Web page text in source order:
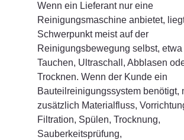
Wenn ein Lieferant nur eine
Reinigungsmaschine anbietet,
Schwerpunkt meist auf der
Reinigungsbewegung selbst, etwa
Tauchen, Ultraschall, Abblasen
Trocknen. Wenn der Kunde ein
Bauteilreinigungssystem benötigt,
zusätzlich Materialfluss,
Filtration, Spülen, Trocknung,
Sauberkeitsprüfung,